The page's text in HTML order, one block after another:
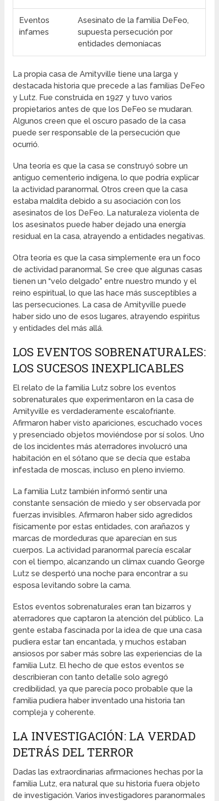
Eventos
infames
Asesinato de la familia DeFeo,
supuesta persecución por
entidades demoníacas
La propia casa de Amityville tiene una larga y
destacada historia que precede a las familias DeFeo
y Lutz. Fue construida en 1927 y tuvo varios
propietarios antes de que los DeFeo se mudaran.
Algunos creen que el oscuro pasado de la casa
puede ser responsable de la persecución que
ocurrió.
Una teoría es que la casa se construyó sobre un
antiguo cementerio indígena, lo que podría explicar
la actividad paranormal. Otros creen que la casa
estaba maldita debido a su asociación con los
asesinatos de los DeFeo. La naturaleza violenta de
los asesinatos puede haber dejado una energía
residual en la casa, atrayendo a entidades negativas.
Otra teoría es que la casa simplemente era un foco
de actividad paranormal. Se cree que algunas casas
tienen un “velo delgado” entre nuestro mundo y el
reino espiritual, lo que las hace más susceptibles a
las persecuciones. La casa de Amityville puede
haber sido uno de esos lugares, atrayendo espíritus
y entidades del más allá.
LOS EVENTOS SOBRENATURALES:
LOS SUCESOS INEXPLICABLES
El relato de la familia Lutz sobre los eventos
sobrenaturales que experimentaron en la casa de
Amityville es verdaderamente escalofriante.
Afirmaron haber visto apariciones, escuchado voces
y presenciado objetos moviéndose por sí solos. Uno
de los incidentes más aterradores involucró una
habitación en el sótano que se decía que estaba
infestada de moscas, incluso en pleno invierno.
La familia Lutz también informó sentir una
constante sensación de miedo y ser observada por
fuerzas invisibles. Afirmaron haber sido agredidos
físicamente por estas entidades, con arañazos y
marcas de mordeduras que aparecían en sus
cuerpos. La actividad paranormal parecía escalar
con el tiempo, alcanzando un clímax cuando George
Lutz se despertó una noche para encontrar a su
esposa levitando sobre la cama.
Estos eventos sobrenaturales eran tan bizarros y
aterradores que captaron la atención del público. La
gente estaba fascinada por la idea de que una casa
pudiera estar tan encantada, y muchos estaban
ansiosos por saber más sobre las experiencias de la
familia Lutz. El hecho de que estos eventos se
describieran con tanto detalle solo agregó
credibilidad, ya que parecía poco probable que la
familia pudiera haber inventado una historia tan
compleja y coherente.
LA INVESTIGACIÓN: LA VERDAD
DETRÁS DEL TERROR
Dadas las extraordinarias afirmaciones hechas por la
familia Lutz, era natural que su historia fuera objeto
de investigación. Varios investigadores paranormales